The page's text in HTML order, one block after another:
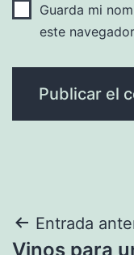
Guarda mi
este
Entrada
Vinos para